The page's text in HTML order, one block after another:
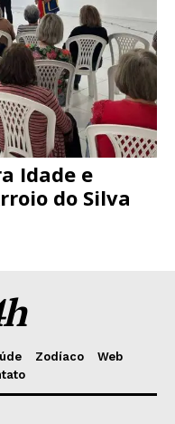
Idade e
do Silva
Zodíaco
Web